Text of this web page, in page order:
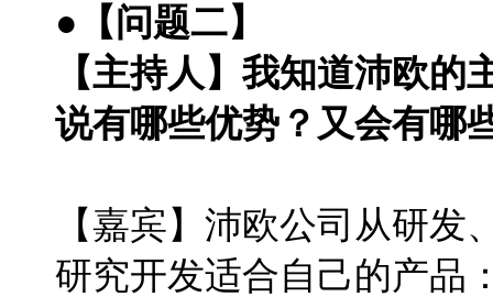
●【问题二】
【主持人】我知道沛欧
说有哪些优势？又会有哪
【嘉宾】沛欧公司从研
研究开发适合自己的产品